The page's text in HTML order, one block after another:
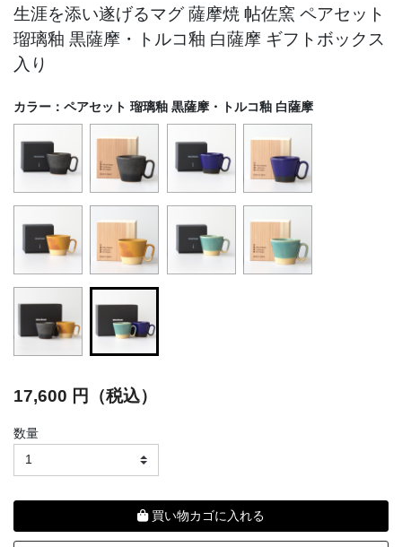
生涯を添い遂げるマグ 薩摩焼 帖佐窯 ペアセット
瑠璃釉 黒薩摩・トルコ釉 白薩摩 ギフトボックス
入り
カラー： ペアセット 瑠璃釉 黒薩摩・トルコ釉 白薩摩
17,600 円（税込）
数量
買い物カゴに入れる